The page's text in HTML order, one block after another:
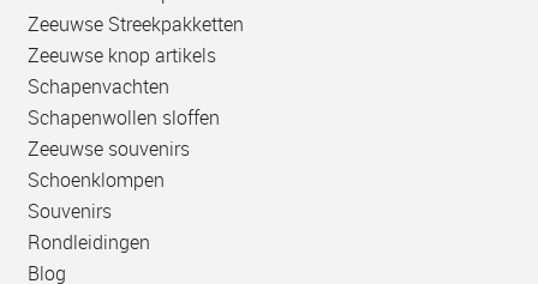
Zeeuwse Streekpakketten
Zeeuwse knop artikels
Schapenvachten
Schapenwollen sloffen
Zeeuwse souvenirs
Schoenklompen
Souvenirs
Rondleidingen
Blog